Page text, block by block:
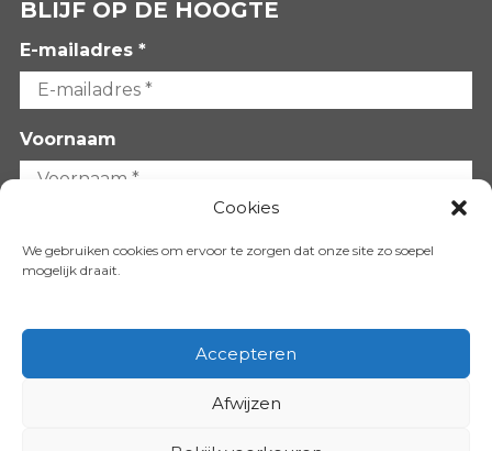
Cookies
We gebruiken cookies om ervoor te zorgen dat onze site zo soepel
mogelijk draait.
Accepteren
Afwijzen
BLIJF OP DE HOOGTE
E-mailadres *
Voornaam
VOLG ONS OP: